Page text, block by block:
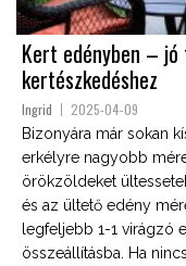
Kert edényben –
kertészkedéshez
Ingrid 2025-04-09
Bizonyára már sokan
erkélyre nagyobb
örökzöldeket
és az ültető edény
legfeljebb 1-1 virágzó
összeállításba. Ha